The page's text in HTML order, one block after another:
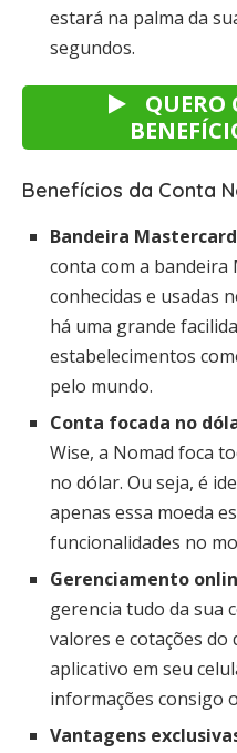
estará na palma da
segundos.
QUERO
Benefícios da Conta
Bandeira Mastercard
conta com a bandeira
conhecidas e usadas
há uma grande
estabelecimentos
pelo mundo.
Conta focada no
Wise, a Nomad foca
no dólar. Ou seja, é
apenas essa moeda
funcionalidades no
Gerenciamento
gerencia tudo da sua
valores e cotações do
aplicativo em seu
informações consigo
Vantagens